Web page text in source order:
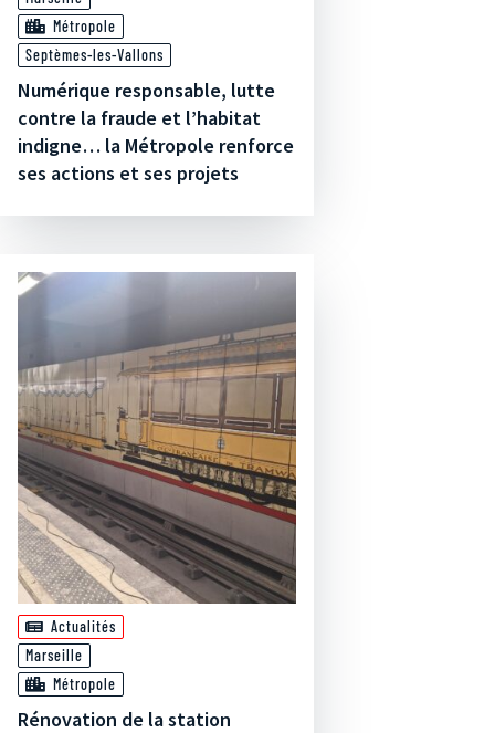
Métropole
Septèmes-les-Vallons
Numérique responsable, lutte
contre la fraude et l’habitat
indigne… la Métropole renforce
ses actions et ses projets
Actualités
Marseille
Métropole
Rénovation de la station